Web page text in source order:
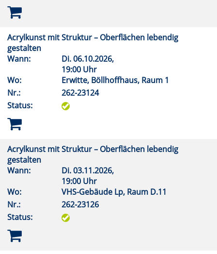
Acrylkunst mit Struktur – Oberflächen lebendig
gestalten
Wann:
Di.06.10.2026,
19:00 Uhr
Wo:
Erwitte, Böllhoffhaus, Raum 1
Nr.:
262-23124
Status:
Acrylkunst mit Struktur – Oberflächen lebendig
gestalten
Wann:
Di.03.11.2026,
19:00 Uhr
Wo:
VHS-Gebäude Lp, Raum D.11
Nr.:
262-23126
Status: